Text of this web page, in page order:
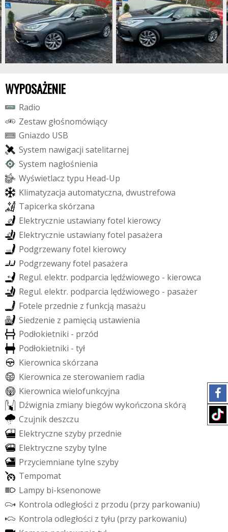
WYPOSAŻENIE
Radio
Zestaw głośnomówiący
Gniazdo USB
System nawigacji satelitarnej
System nagłośnienia
Wyświetlacz typu Head-Up
Klimatyzacja automatyczna, dwustrefowa
Tapicerka skórzana
Elektrycznie ustawianyfotel kierowcy
Elektrycznie ustawianyfotel pasażera
Podgrzewanyfotel kierowcy
Podgrzewanyfotel pasażera
Regul. elektr. podparcia lędźwiowego - kierowca
Regul. elektr. podparcia lędźwiowego - pasażer
Fotele przednie z funkcją masażu
Siedzenie z pamięcią ustawienia
Podłokietniki - przód
Podłokietniki - tył
Kierownica skórzana
Kierownica ze sterowaniem radia
Kierownica wielofunkcyjna
Dźwignia zmiany biegówwykończona skórą
Czujnikdeszczu
Elektryczne szyby przednie
Elektryczne szybytylne
Przyciemniane tylne szyby
Tempomat
Lampy bi-ksenonowe
Kontrola odległości z przodu (przy parkowaniu)
Kontrola odległości z tyłu (przy parkowaniu)